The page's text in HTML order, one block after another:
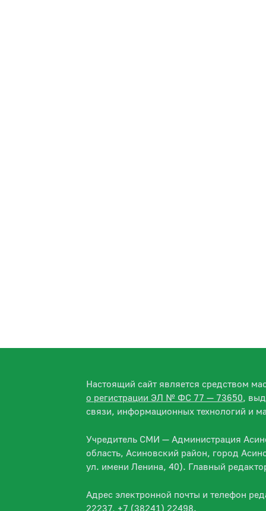
Настоящий сайт является средством
о регистрации ЭЛ № ФС 77 — 73650,
связи, информационных технологий и
Учредитель СМИ — Администрация
область, Асиновский район, город
ул. имени Ленина, 40). Главный
Адрес электронной почты и телефон
22237, +7 (38241) 22498.